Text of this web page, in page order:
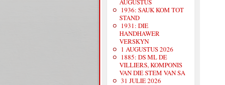
AUGUSTUS
1936: SAUK KOM TOT
STAND
1931: DIE
HANDHAWER
VERSKYN
1 AUGUSTUS 2026
1885: DS ML DE
VILLIERS, KOMPONIS
VAN DIE STEM VAN SA
31 JULIE 2026